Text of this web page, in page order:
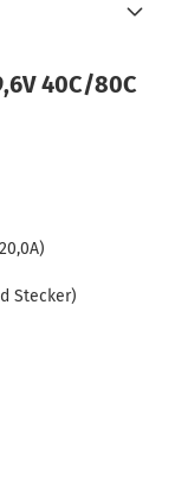
40C/80C
Stecker)